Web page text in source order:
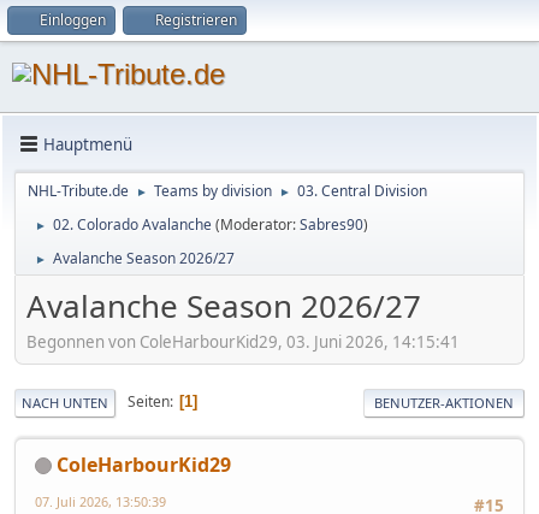
Einloggen Registrieren
Hauptmenü
NHL-Tribute.de ► Teams by division ► 03. Central Division
► 02. Colorado Avalanche(Moderator:Sabres90)
► Avalanche Season 2026/27
Avalanche Season 2026/27
Begonnen von ColeHarbourKid29, 03. Juni 2026, 14:15:41
NACH UNTEN Seiten 1 BENUTZER-AKTIONEN
ColeHarbourKid29
#15
07. Juli 2026, 13:50:39